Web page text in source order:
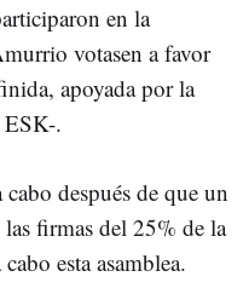
en la
votasen a favor
apoyada por la
.
después de que un
las firmas del 25% de la
esta asamblea.